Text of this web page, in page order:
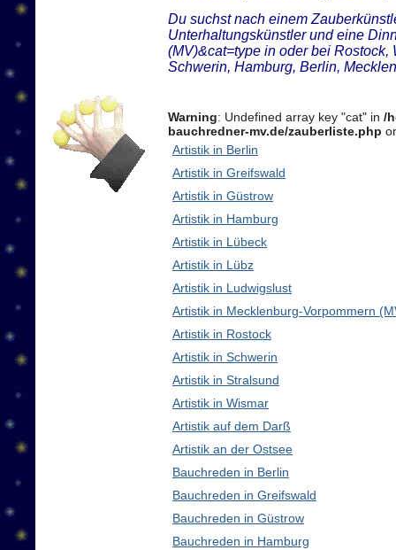
Du suchst nach einem
Unterhaltungskünstler und eine
(MV)&cat=type in oder bei Rostock,
Schwerin, Hamburg, Berlin,
Warning: Undefined array key "cat" in /
bauchredner-mv.de/zauberliste.php
Artistik in Berlin
Artistik in Greifswald
Artistik in Güstrow
Artistik in Hamburg
Artistik in Lübeck
Artistik in Lübz
Artistik in Ludwigslust
Artistik in Mecklenburg-Vorpommern
Artistik in Rostock
Artistik in Schwerin
Artistik in Stralsund
Artistik in Wismar
Artistik auf dem Darß
Artistik an der Ostsee
Bauchreden in Berlin
Bauchreden in Greifswald
Bauchreden in Güstrow
Bauchreden in Hamburg